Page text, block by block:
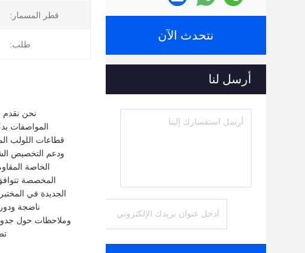
نتحدث الآن
أرسل لنا
قطر المسمار:
طلب:
نحن نقدم
ودعم التخصيص
الخاصة
المخصصة
الجديدة في
ناضجة
وملاحظات حول